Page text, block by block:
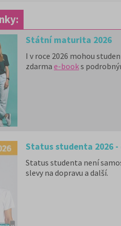
Státní maturita 2026
I v roce 2026 mohou
zdarma e-books
Status studenta 2026
Status studenta není
slevy na dopravu a další.